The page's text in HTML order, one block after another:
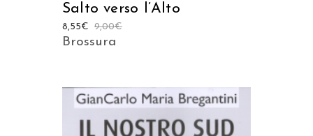
Salto verso l’Alto
9,00€
8,55€
Brossura